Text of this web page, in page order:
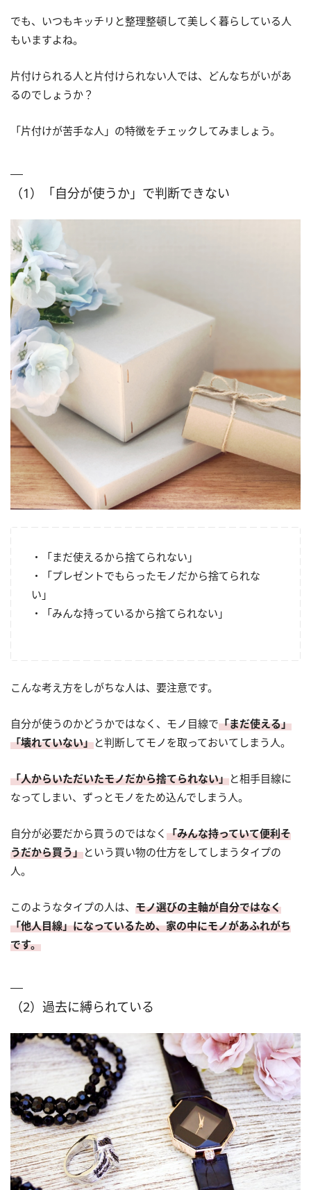
でも、いつもキッチリと整理整頓して美しく暮らしている人
もいますよね。
片付けられる人と片付けられない人では、どんなちがいがあ
るのでしょうか？
「片付けが苦手な人」の特徴をチェックしてみましょう。
（1）「自分が使うか」で判断できない
・「まだ使えるから捨てられない」
・「プレゼントでもらったモノだから捨てられな
い」
・「みんな持っているから捨てられない」
こんな考え方をしがちな人は、要注意です。
自分が使うのかどうかではなく、モノ目線で「まだ使える」
「壊れていない」と判断してモノを取っておいてしまう人。
「人からいただいたモノだから捨てられない」と相手目線に
なってしまい、ずっとモノをため込んでしまう人。
自分が必要だから買うのではなく 「みんな持っていて便利そ
うだから買う」という買い物の仕方をしてしまうタイプの
人。
このようなタイプの人は、 モノ選びの主軸が自分ではなく
「他人目線」になっているため、家の中にモノがあふれがち
です。
（2）過去に縛られている